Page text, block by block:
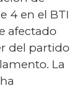
4 en el BTI
afectado
del partido
La